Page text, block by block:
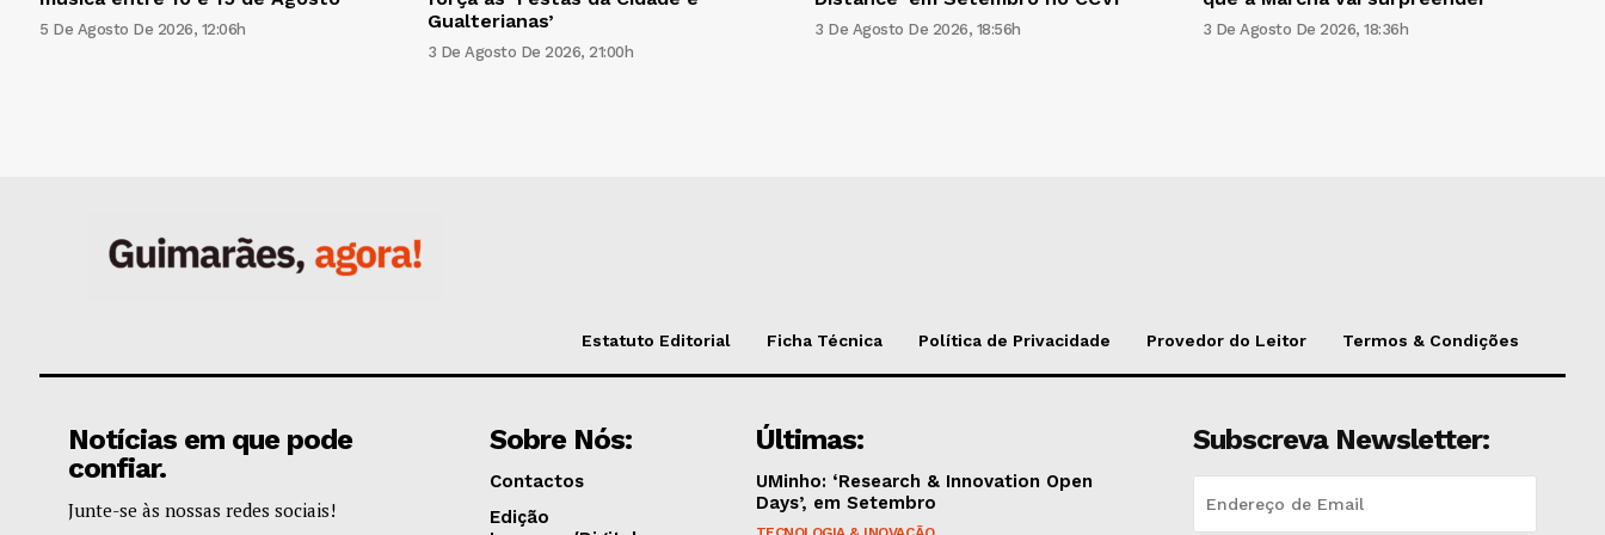
5 De Agosto De 2026, 12:06h
Gualterianas’
3 De Agosto De 2026, 21:00h
3 De Agosto De 2026, 18:56h 3 De Agosto De 2026, 18:36h
Estatuto Editorial Ficha Técnica Política de Privacidade Provedor do Leitor Termos & Condições
Notícias em que pode
confiar.
Junte-se às nossas redes sociais!
Sobre Nós:
Contactos
Edição
Últimas:
UMinho: ‘Research & Innovation Open
Days’, em Setembro
Subscreva Newsletter: